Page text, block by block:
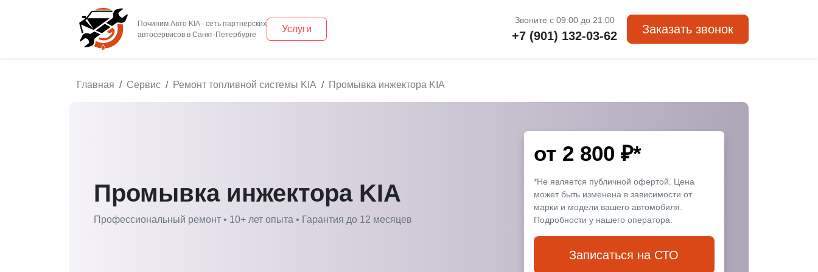
Починим Авто KIA - сеть партнерских
Услуги
Звоните с 09:00 до 21:00
+7 (901) 132-03-62 Заказать звонок
Главная Сервис Ремонт топливной системы KIA Промывка инжектора KIA
Промывка инжектора KIA
Профессиональный ремонт • 10+ лет опыта • Гарантия до 12 месяцев
от 2 800 ₽*
*Не является публичной офертой. Цена
может быть изменена в зависимости от
марки и модели вашего автомобиля.
Подробности у нашего оператора.
Записаться на СТО